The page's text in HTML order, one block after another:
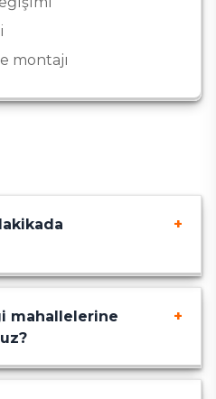
montajı
+
mahallelerine
+